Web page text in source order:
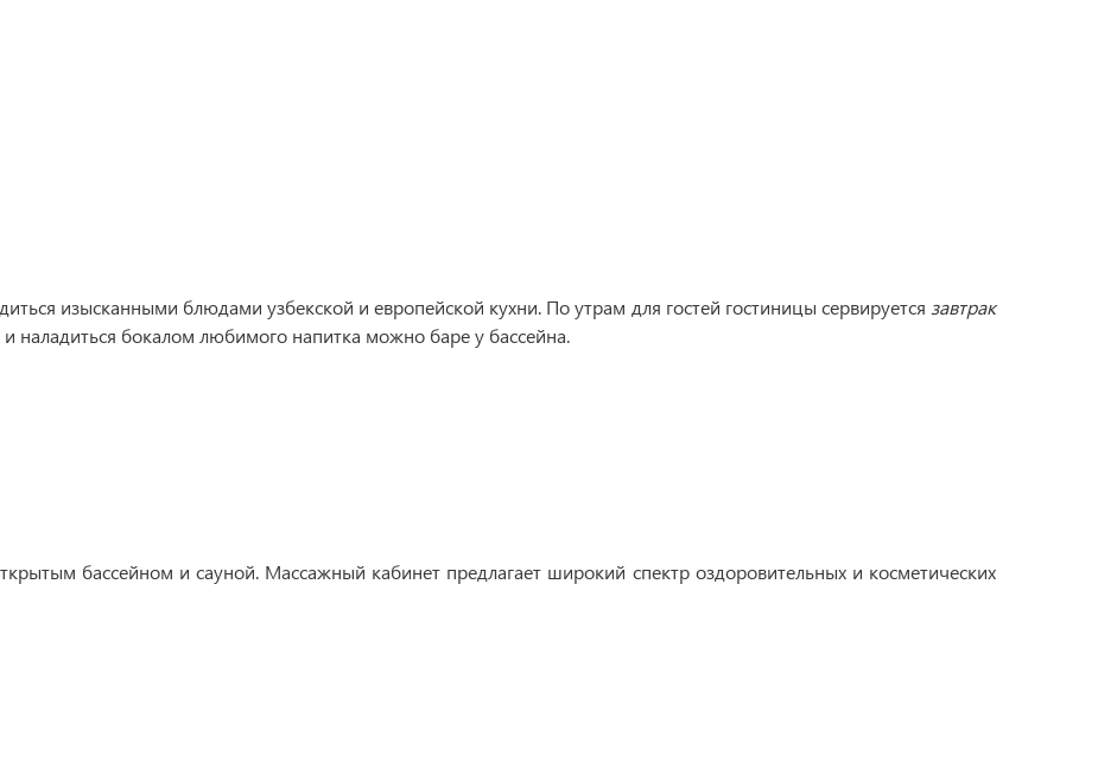
изысканными блюдами узбекской и европейской кухни. По утрам для гостей гостиницы сервируется завтрак
наладиться бокалом любимого напитка можно баре у бассейна.
бассейном и сауной. Массажный кабинет предлагает широкий спектр оздоровительных и косметических